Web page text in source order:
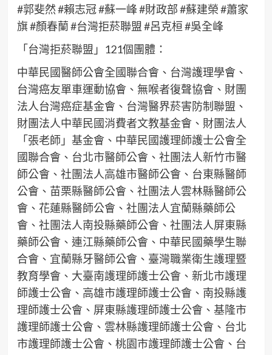
#郭斐然 #賴志冠 #蘇一峰 #財政部 #蘇建榮 #蕭家
旗 #顏春蘭 #台灣拒菸聯盟 #呂克桓 #吳全峰
「台灣拒菸聯盟」121個團體：
中華民國醫師公會全國聯合會、台灣護理學會、
台灣癌友單車運動協會、無喉者復聲協會、財團
法人台灣癌症基金會、台灣醫界菸害防制聯盟、
財團法人中華民國消費者文教基金會、財團法人
「張老師」基金會、中華民國護理師護士公會全
國聯合會、台北市醫師公會、社團法人新竹市醫
師公會、社團法人高雄市醫師公會、台東縣醫師
公會、苗栗縣醫師公會、社團法人雲林縣醫師公
會、花蓮縣醫師公會、社團法人宜蘭縣藥師公
會、社團法人南投縣藥師公會、社團法人屏東縣
藥師公會、連江縣藥師公會、中華民國藥學生聯
合會、宜蘭縣牙醫師公會、臺灣職業衛生護理暨
教育學會、大臺南護理師護士公會、新北市護理
師護士公會、高雄市護理師護士公會、南投縣護
理師護士公會、屏東縣護理師護士公會、基隆市
護理師護士公會、雲林縣護理師護士公會、台北
市護理師護士公會、桃園市護理師護士公會、台